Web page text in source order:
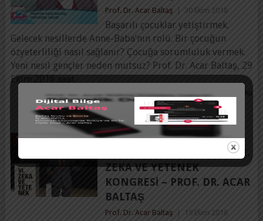
Prof. Dr. Acar Baltaş 30 Ekim 2018
Başarılı çocuklar yetiştirmek.
Gelecek nesillerde Anne-Baba’nın rolü. Bir çocuğun
özyeterliliği nasıl sağlanır? Çocuğa sorumluluk vermek.
Yeni nesil gençler neden mutsuz? Prof. Dr. Acar Baltaş, 29
Ekim 2018 saat
Devamını Oku
VIDEOLAR
“ZEKANIN HAYAT
BAŞARISINDAKI ROLÜ” – VI.
ZEKA VE YETENEK
KONGRESI – PROF. DR. ACAR
BALTAŞ
Prof. Dr. Acar Baltaş 19 Ekim 2018